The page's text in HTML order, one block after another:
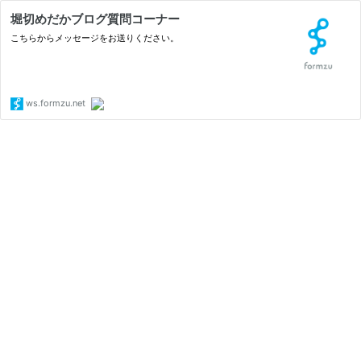
堀切めだかブログ質問コーナー
こちらからメッセージをお送りください。
ws.formzu.net